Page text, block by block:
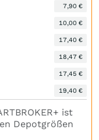
7,90 €
10,00 €
17,40 €
18,47 €
17,45 €
19,40 €
ist
Depotgrößen